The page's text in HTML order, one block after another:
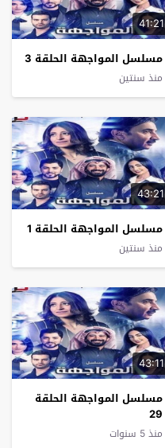
41:21
مسلسل المواجهة الحلقة 3
منذ سنتين
43:21
مسلسل المواجهة الحلقة 1
منذ سنتين
43:11
مسلسل المواجهة الحلقة
29
منذ 5 سنوات